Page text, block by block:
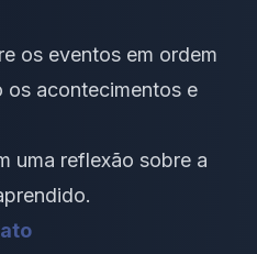
os eventos em ordem
os acontecimentos e
uma reflexão sobre a